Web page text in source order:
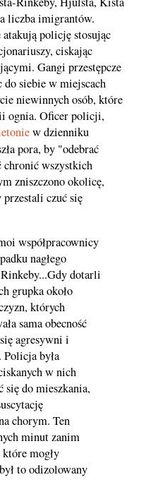
liczba imigrantów.
policję stosując
ciskając
Gangi przestępcze
siebie w miejscach
niewinnych osób, które
ognia. Oficer policji,
w dzienniku
pora, by "odebrać
chronić wszystkich
zniszczono okolicę,
czuć się
współpracownicy
nagłego
dotarli
grupka około
których
sama obecność
agresywni i
Policja była
w nich
się do mieszkania,
chorym. Ten
minut zanim
mogły
to odizolowany